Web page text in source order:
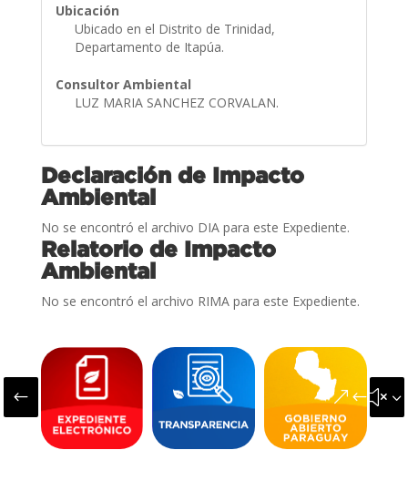
Ubicación
Ubicado en el Distrito de Trinidad,
Departamento de Itapúa.
Consultor Ambiental
LUZ MARIA SANCHEZ CORVALAN.
Declaración de Impacto
Ambiental
No se encontró el archivo DIA para este Expediente.
Relatorio de Impacto
Ambiental
No se encontró el archivo RIMA para este Expediente.
#